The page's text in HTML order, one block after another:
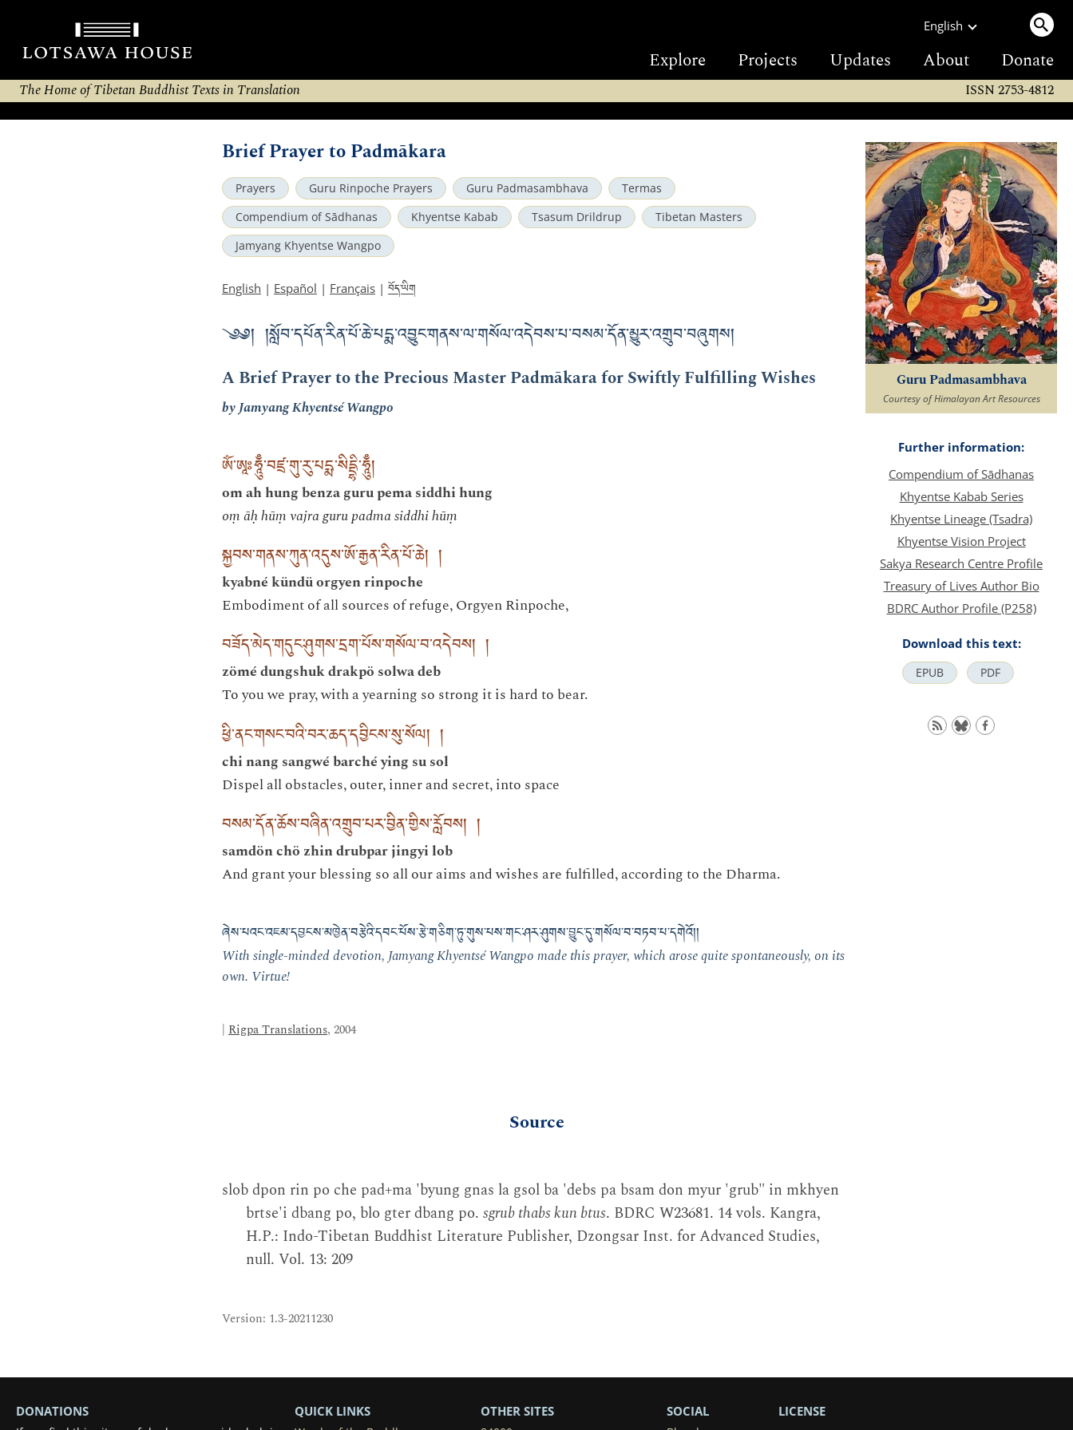
English
Explore Projects Updates About Donate
The Home of Tibetan Buddhist Texts in Translation ISSN 2753-4812
Brief Prayer to Padmākara
Prayers Guru Rinpoche Prayers Guru Padmasambhava
Termas
Compendium of Sādhanas
Khyentse Kabab Tsasum Drildrup
Tibetan Masters
Jamyang Khyentse Wangpo
English | Español | Français | བོད་ཡིག
༄༅། །སློབ་དཔོན་རིན་པོ་ཆེ་པདྨ་འབྱུང་གནས་ལ་གསོལ་འདེབས་པ་བསམ་དོན་མྱུར་འགྲུབ་བཞུགས།
A Brief Prayer to the Precious Master Padmākara for Swiftly Fulfilling Wishes
by Jamyang Khyentsé Wangpo
ཨོཾ་ཨཱཿཧཱུྃྃ་བཛྲ་གུ་རུ་པདྨ་སིདྡྷི་ཧཱུྃྃ།
om ah hung benza guru pema siddhi hung
oṃ āḥ hūṃ vajra guru padma siddhi hūṃ
སྐྱབས་གནས་ཀུན་འདུས་ཨོ་རྒྱན་རིན་པོ་ཆེ། །
kyabné kündü orgyen rinpoche
Embodiment of all sources of refuge, Orgyen Rinpoche,
བཟོད་མེད་གདུང་ཤུགས་དྲག་པོས་གསོལ་བ་འདེབས། །
zömé dungshuk drakpö solwa deb
To you we pray, with a yearning so strong it is hard to bear.
ཕྱི་ནང་གསང་བའི་བར་ཆད་དབྱིངས་སུ་སོལ། །
chi nang sangwé barché ying su sol
Dispel all obstacles, outer, inner and secret, into space
བསམ་དོན་ཆོས་བཞིན་འགྲུབ་པར་བྱིན་གྱིས་རློབས། །
samdön chö zhin drubpar jingyi lob
And grant your blessing so all our aims and wishes are fulfilled, according to the Dharma.
ཞེས་པའང་འཇམ་དབྱངས་མཁྱེན་བརྩེའི་དབང་པོས་རྩེ་གཅིག་ཏུ་གུས་པས་གང་ཤར་ཤུགས་བྱུང་དུ་གསོལ་བ་བཏབ་པ་དགེའོ། །
With single-minded devotion, Jamyang Khyentsé Wangpo made this prayer, which arose quite spontaneously, on its
own. Virtue!
| Rigpa Translations, 2004
Source
slob dpon rin po che pad+ma 'byung gnas la gsol ba 'debs pa bsam don myur 'grub" in mkhyen
brtse'i dbang po, blo gter dbang po. sgrub thabs kun btus. BDRC W23681. 14 vols. Kangra,
H.P.: Indo-Tibetan Buddhist Literature Publisher, Dzongsar Inst. for Advanced Studies,
null. Vol. 13: 209
Version: 1.3-20211230
Guru Padmasambhava
Courtesy of Himalayan Art Resources
Further information:
Compendium of Sādhanas
Khyentse Kabab Series
Khyentse Lineage (Tsadra)
Khyentse Vision Project
Sakya Research Centre Profile
Treasury of Lives Author Bio
BDRC Author Profile (P258)
Download this text:
EPUB PDF
DONATIONS QUICK LINKS OTHER SITES SOCIAL LICENSE